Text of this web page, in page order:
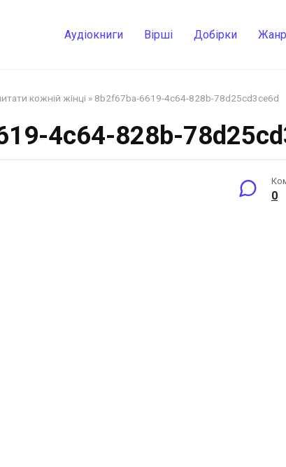
Аудіокниги Вірші Добірки
кожній жінці » 8b2f67ba-6619-4c64-828b-78d25cd3ce6d
4c64-828b-
0